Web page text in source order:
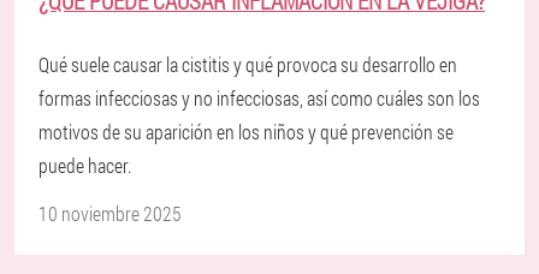
Qué suele causar la cistitis y qué provoca su desarrollo en
formas infecciosas y no infecciosas, así como cuáles son los
motivos de su aparición en los niños y qué prevención se
puede hacer.
10 noviembre 2025